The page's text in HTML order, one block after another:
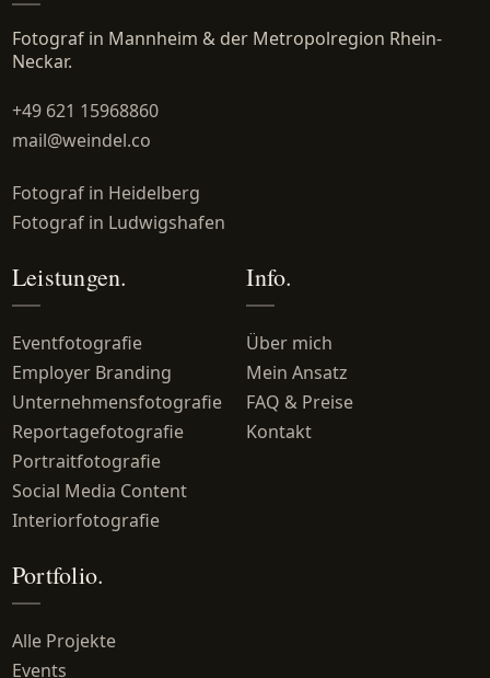
Fotograf in Mannheim & der Metropolregion Rhein-
Neckar.
+49 621 15968860
mail@weindel.co
Fotograf in Heidelberg
Fotograf in Ludwigshafen
Leistungen.
Eventfotografie
Employer Branding
Unternehmensfotografie
Reportagefotografie
Portraitfotografie
Social Media Content
Interiorfotografie
Info.
Über mich
Mein Ansatz
FAQ & Preise
Kontakt
Portfolio.
Alle Projekte
Events